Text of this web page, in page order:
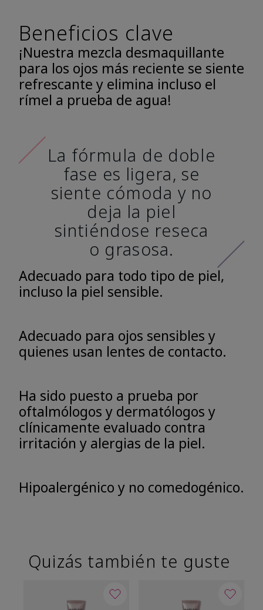
Beneficios clave
¡Nuestra mezcla desmaquillante
para los ojos más reciente se siente
refrescante y elimina incluso el
rímel a prueba de agua!
La fórmula de doble
fase es ligera, se
siente cómoda y no
deja la piel
sintiéndose reseca
o grasosa.
Adecuado para todo tipo de piel,
incluso la piel sensible.
Adecuado para ojos sensibles y
quienes usan lentes de contacto.
Ha sido puesto a prueba por
oftalmólogos y dermatólogos y
clínicamente evaluado contra
irritación y alergias de la piel.
Hipoalergénico y no comedogénico.
Quizás también te guste